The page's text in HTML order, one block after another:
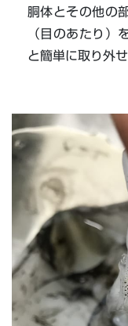
胴体とその他の
（目のあたり）
と簡単に取り外せ